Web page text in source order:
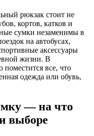
рюкзак стоит не
кортов, катков и
сумки незаменимы в
на автобусах,
аксессуары
жизни. В
все, что
одежда или обувь,
— на что
выборе